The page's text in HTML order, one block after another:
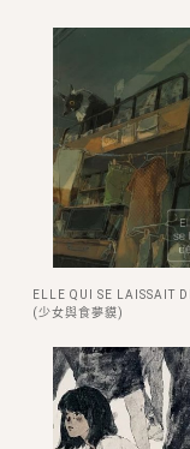
ELLE QUI SE LAISSAIT
(少女與食夢貘)